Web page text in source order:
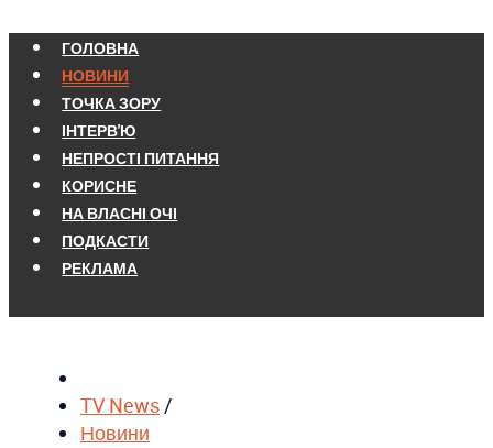
ГОЛОВНА
НОВИНИ
ТОЧКА ЗОРУ
ІНТЕРВ'Ю
НЕПРОСТІ ПИТАННЯ
КОРИСНЕ
НА ВЛАСНІ ОЧІ
ПОДКАСТИ
РЕКЛАМА
TV News/
Новини